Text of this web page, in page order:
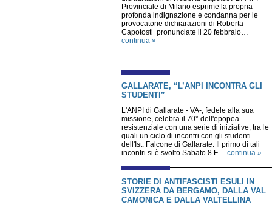
Provinciale di Milano esprime la propria
profonda indignazione e condanna per le
provocatorie dichiarazioni di Roberta
Capotosti pronunciate il 20 febbraio…
continua »
GALLARATE, “L’ANPI INCONTRA GLI
STUDENTI”
L'ANPI di Gallarate - VA-, fedele alla sua
missione, celebra il 70° dell'epopea
resistenziale con una serie di iniziative, tra le
quali un ciclo di incontri con gli studenti
dell'Ist. Falcone di Gallarate. Il primo di tali
incontri si è svolto Sabato 8 F… continua »
STORIE DI ANTIFASCISTI ESULI IN
SVIZZERA DA BERGAMO, DALLA VAL
CAMONICA E DALLA VALTELLINA